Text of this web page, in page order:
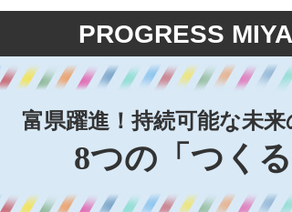
PROGRESS
富県躍進！持続可能な未
8つの「つくる